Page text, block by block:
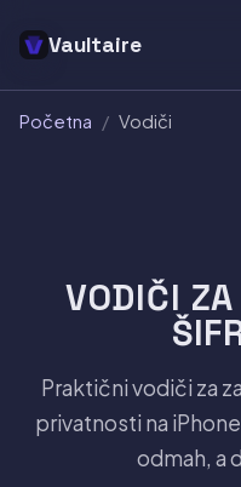
Vaultaire
Početna / Vodiči
VODIČI
Praktični vodiči za
privatnosti na
odmah, a